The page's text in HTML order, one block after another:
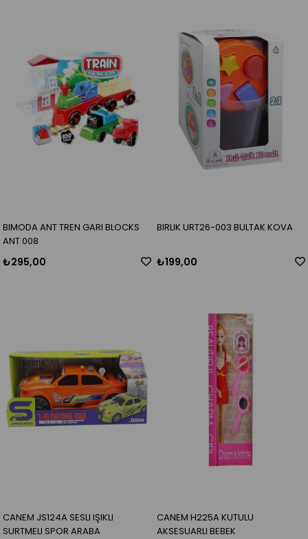
BIMODA ANT TREN GARI BLOCKS
ANT 008
₺295,00
BIRLIK URT26-003 BULTAK KOVA
₺199,00
CANEM JS124A SESLI IŞIKLI
SURTMELI SPOR ARABA
CANEM H225A KUTULU
AKSESUARLI BEBEK